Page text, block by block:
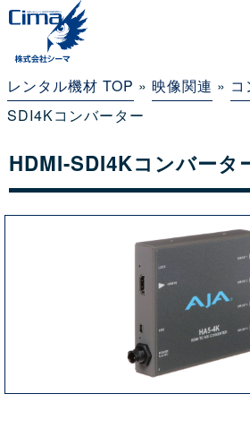
レンタル機材 TOP » 映像関連 »
SDI4Kコンバーター
HDMI-SDI4Kコンバータ